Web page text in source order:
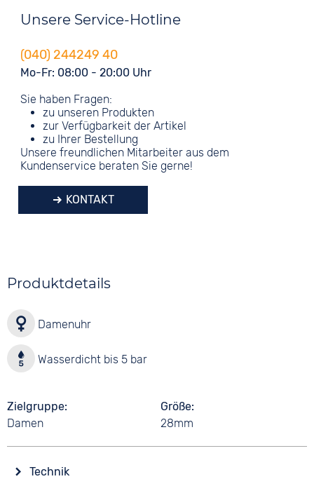
Unsere Service-Hotline
(040) 244249 40
Mo-Fr: 08:00 - 20:00 Uhr
Sie haben Fragen:
zu unseren Produkten
zur Verfügbarkeit der Artikel
zu Ihrer Bestellung
Unsere freundlichen Mitarbeiter aus dem
Kundenservice beraten Sie gerne!
KONTAKT
Produktdetails
Damenuhr
Wasserdicht bis 5 bar
Zielgruppe
Damen
Größe
28mm
Technik